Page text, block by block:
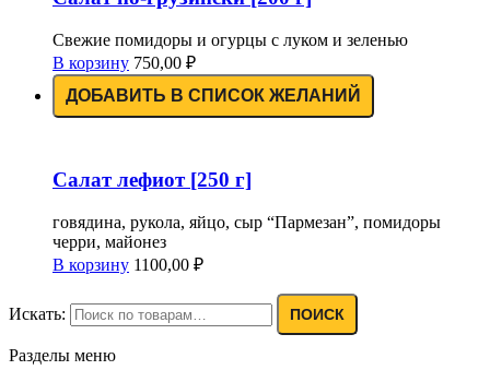
Свежие помидоры и огурцы с луком и зеленью
В корзину 750,00 ₽
ДОБАВИТЬ В СПИСОК ЖЕЛАНИЙ
Салат лефиот [250 г]
говядина, рукола, яйцо, сыр “Пармезан”, помидоры
черри, майонез
В корзину 1100,00 ₽
Искать: ПОИСК
Разделы меню